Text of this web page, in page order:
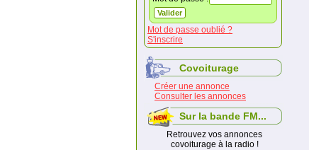
Mot de passe oublié ?
S'inscrire
Covoiturage
Créer une annonce
Consulter les annonces
Sur la bande FM...
Retrouvez vos annonces
covoiturage à la radio !